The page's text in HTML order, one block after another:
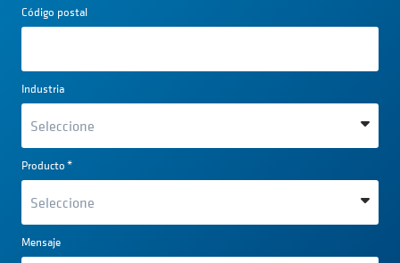
Código postal
Industria
Producto*
Mensaje